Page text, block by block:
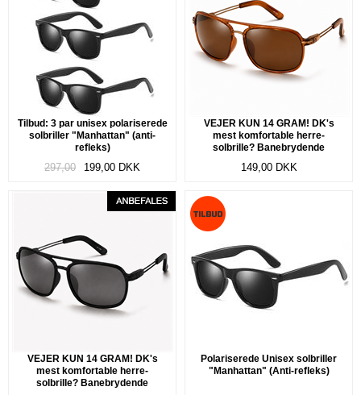
Tilbud: 3 par unisex polariserede
solbriller "Manhattan" (anti-
refleks)
297,00 199,00 DKK
VEJER KUN 14 GRAM! DK's
mest komfortable herre-
solbrille? Banebrydende
Polariserede linser. "Air"
149,00 DKK
VEJER KUN 14 GRAM! DK's
mest komfortable herre-
solbrille? Banebrydende
Polariserede Unisex solbriller
"Manhattan" (Anti-refleks)